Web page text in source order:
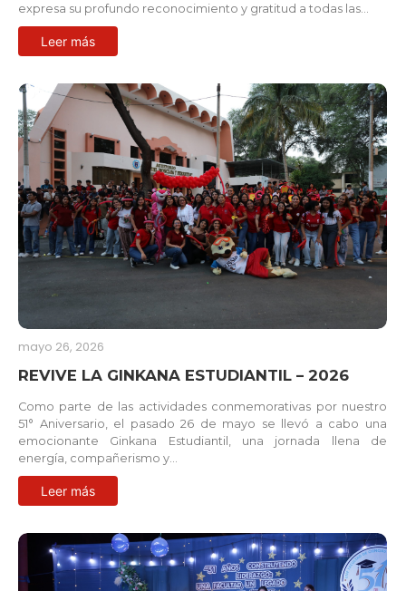
expresa su profundo reconocimiento y gratitud a todas las…
Leer más
mayo 26, 2026
REVIVE LA GINKANA ESTUDIANTIL – 2026
Como parte de las actividades conmemorativas por nuestro
51° Aniversario, el pasado 26 de mayo se llevó a cabo una
emocionante Ginkana Estudiantil, una jornada llena de
energía, compañerismo y…
Leer más